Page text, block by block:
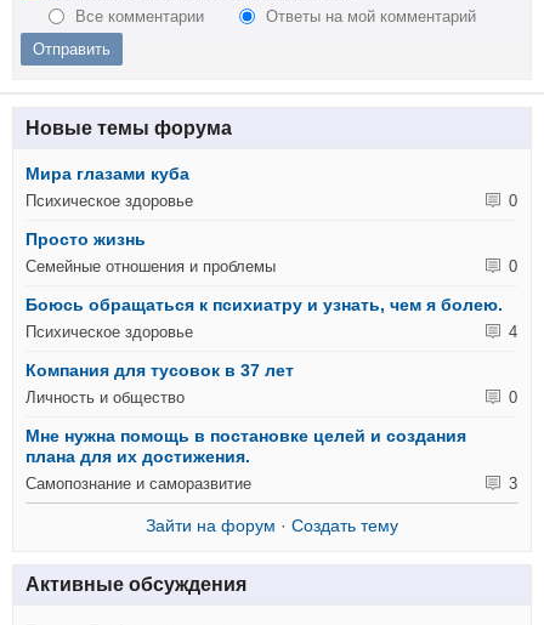
Все комментарии
Ответы на мой комментарий
Новые темы форума
Мира глазами куба
Психическое здоровье 0
Просто жизнь
Семейные отношения и проблемы 0
Боюсь обращаться к психиатру и узнать, чем я болею.
Психическое здоровье 4
Компания для тусовок в 37 лет
Личность и общество 0
Мне нужна помощь в постановке целей и создания
плана для их достижения.
Самопознание и саморазвитие 3
Зайти на форум · Создать тему
Активные обсуждения